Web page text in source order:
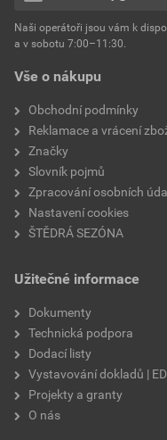
Environmentální
Stáhnout
Velikost
hmotnost
typ výrobku
faktor difuzního
Vše o nákupu
Obchodní podmínky
Reklamace a vrácení
Značky
Slovník pojmů
Zpracování osobních
Nastavení cookies
ŠTĚDRÁ SEZÓNA
Užitečné informace
Dokumenty
Technická podpora
Dodací listy
Vystavování dokladů |
Projekty a granty
O nás
Naši operátoři jsou vám k
a v sobotu 7:00–11:30.